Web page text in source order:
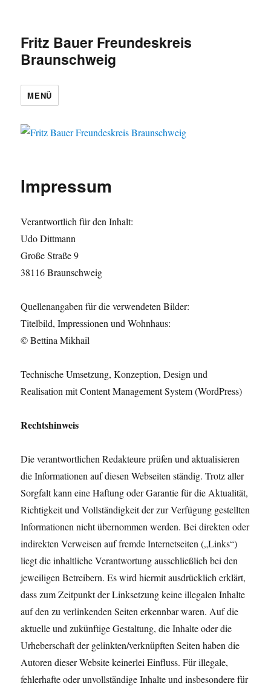
Fritz Bauer Freundeskreis
Braunschweig
MENÜ
Impressum
Verantwortlich für den Inhalt:
Udo Dittmann
Große Straße 9
38116 Braunschweig
Quellenangaben für die verwendeten Bilder:
Titelbild, Impressionen und Wohnhaus:
© Bettina Mikhail
Technische Umsetzung, Konzeption, Design und
Realisation mit Content Management System (WordPress)
Rechtshinweis
Die verantwortlichen Redakteure prüfen und aktualisieren
die Informationen auf diesen Webseiten ständig. Trotz aller
Sorgfalt kann eine Haftung oder Garantie für die Aktualität,
Richtigkeit und Vollständigkeit der zur Verfügung gestellten
Informationen nicht übernommen werden. Bei direkten oder
indirekten Verweisen auf fremde Internetseiten („Links“)
liegt die inhaltliche Verantwortung ausschließlich bei den
jeweiligen Betreibern. Es wird hiermit ausdrücklich erklärt,
dass zum Zeitpunkt der Linksetzung keine illegalen Inhalte
auf den zu verlinkenden Seiten erkennbar waren. Auf die
aktuelle und zukünftige Gestaltung, die Inhalte oder die
Urheberschaft der gelinkten/verknüpften Seiten haben die
Autoren dieser Website keinerlei Einfluss. Für illegale,
fehlerhafte oder unvollständige Inhalte und insbesondere für